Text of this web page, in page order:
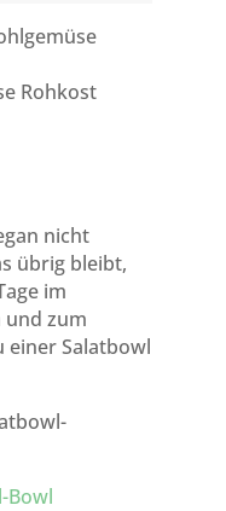
nicht
übrig bleibt,
im
zum
einer Salatbowl
Bowl